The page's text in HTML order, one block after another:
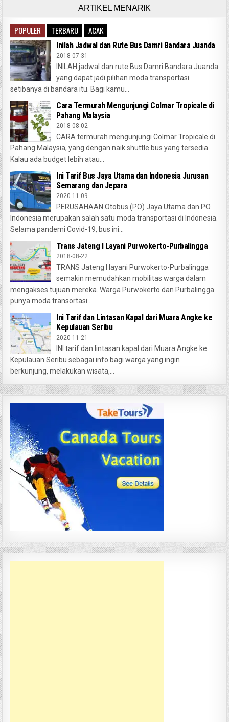
ARTIKEL MENARIK
POPULER TERBARU ACAK
Inilah Jadwal dan Rute Bus Damri Bandara Juanda
2018-07-31
INILAH jadwal dan rute Bus Damri Bandara Juanda
yang dapat jadi pilihan moda transportasi
setibanya di bandara itu. Bagi kamu...
Cara Termurah Mengunjungi Colmar Tropicale di
Pahang Malaysia
2018-08-02
CARA termurah mengunjungi Colmar Tropicale di
Pahang Malaysia, yang dengan naik shuttle bus yang tersedia.
Kalau ada budget lebih atau...
Ini Tarif Bus Jaya Utama dan Indonesia Jurusan
Semarang dan Jepara
2020-11-09
PERUSAHAAN Otobus (PO) Jaya Utama dan PO
Indonesia merupakan salah satu moda transportasi di Indonesia.
Selama pandemi Covid-19, bus ini...
Trans Jateng I Layani Purwokerto-Purbalingga
2018-08-22
TRANS Jateng I layani Purwokerto-Purbalingga
semakin memudahkan mobilitas warga dalam
mengakses tujuan mereka. Warga Purwokerto dan Purbalingga
punya moda transortasi...
Ini Tarif dan Lintasan Kapal dari Muara Angke ke
Kepulauan Seribu
2020-11-21
INI tarif dan lintasan kapal dari Muara Angke ke
Kepulauan Seribu sebagai info bagi warga yang ingin
berkunjung, melakukan wisata,...